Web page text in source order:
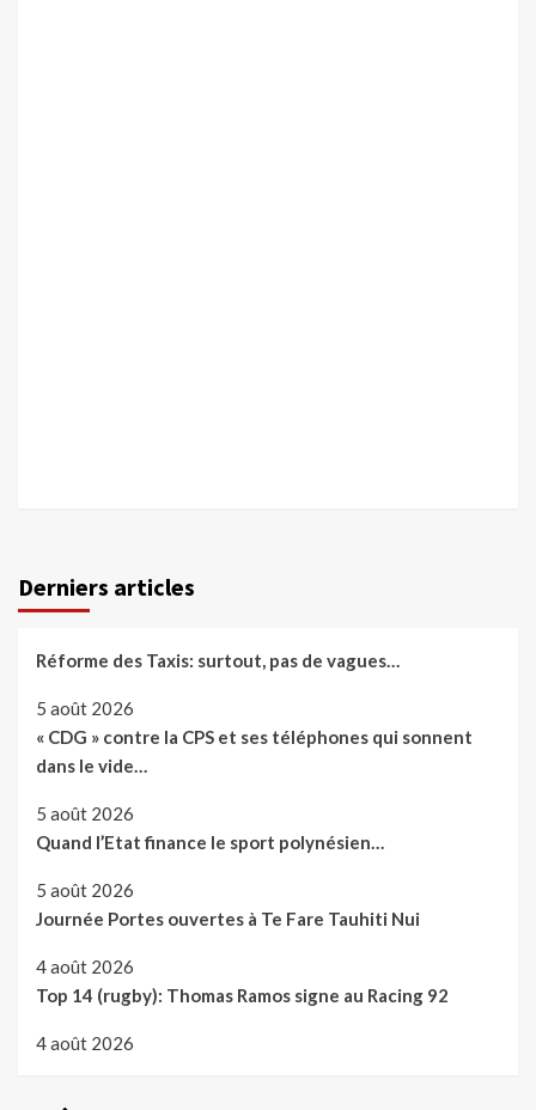
Derniers articles
Réforme des Taxis: surtout, pas de vagues…
5 août 2026
« CDG » contre la CPS et ses téléphones qui sonnent
dans le vide…
5 août 2026
Quand l’Etat finance le sport polynésien…
5 août 2026
Journée Portes ouvertes à Te Fare Tauhiti Nui
4 août 2026
Top 14 (rugby): Thomas Ramos signe au Racing 92
4 août 2026